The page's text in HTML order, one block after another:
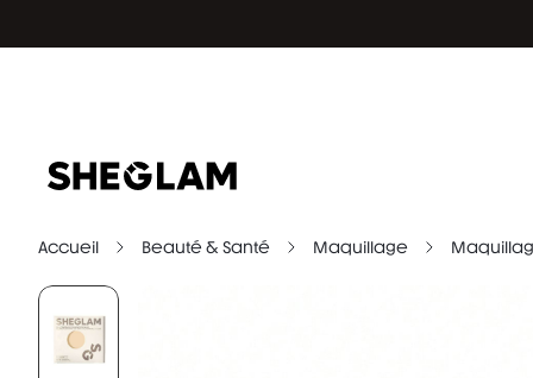
Accueil Beauté & Santé Maquillage